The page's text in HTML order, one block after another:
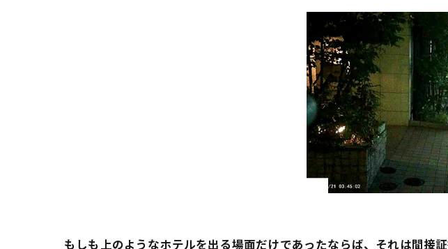
もしも上のようなホテルを出る場面だけであったならば、それは間接